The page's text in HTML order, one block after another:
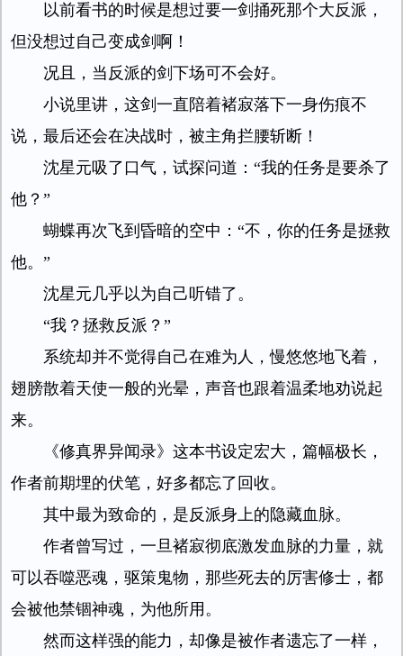
以前看书的时候是想过要一剑捅死那个大反派，
但没想过自己变成剑啊！
况且，当反派的剑下场可不会好。
小说里讲，这剑一直陪着褚寂落下一身伤痕不
说，最后还会在决战时，被主角拦腰斩断！
沈星元吸了口气，试探问道：“我的任务是要杀了
他？”
蝴蝶再次飞到昏暗的空中：“不，你的任务是拯救
他。”
沈星元几乎以为自己听错了。
“我？拯救反派？”
系统却并不觉得自己在难为人，慢悠悠地飞着，
翅膀散着天使一般的光晕，声音也跟着温柔地劝说起
来。
《修真界异闻录》这本书设定宏大，篇幅极长，
作者前期埋的伏笔，好多都忘了回收。
其中最为致命的，是反派身上的隐藏血脉。
作者曾写过，一旦褚寂彻底激发血脉的力量，就
可以吞噬恶魂，驱策鬼物，那些死去的厉害修士，都
会被他禁锢神魂，为他所用。
然而这样强的能力，却像是被作者遗忘了一样，